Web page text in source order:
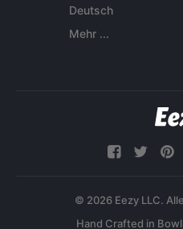
Deutsch
Mehr ...
© 2026 Eezy LLC.